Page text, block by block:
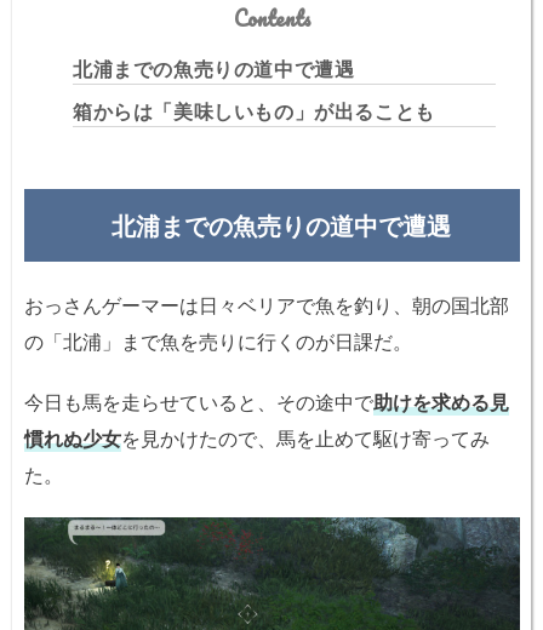
Contents
北浦までの魚売りの道中で遭遇
箱からは「美味しいもの」が出ることも
北浦までの魚売りの道中で遭遇
おっさんゲーマーは日々ベリアで魚を釣り、朝の国北部
の「北浦」まで魚を売りに行くのが日課だ。
今日も馬を走らせていると、その途中で助けを求める見
慣れぬ少女を見かけたので、馬を止めて駆け寄ってみ
た。